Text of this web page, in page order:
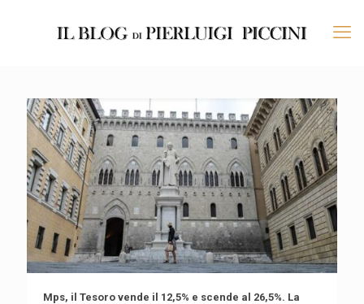
Mps, il Tesoro vende il 12,5% e scende al 26,5%. La